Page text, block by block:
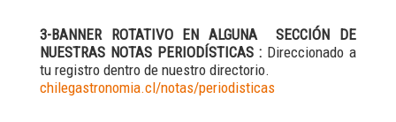
3-BANNER ROTATIVO EN ALGUNA SECCIÓN DE
NUESTRAS NOTAS PERIODÍSTICAS : Direccionado a
tu registro dentro de nuestro directorio.
chilegastronomia.cl/notas/periodisticas